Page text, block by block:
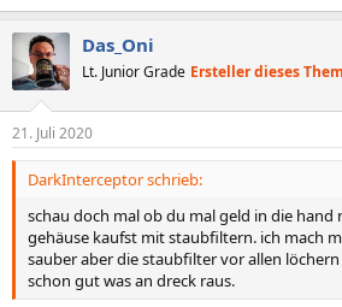
Das_Oni
Lt. Junior Grade Ersteller dieses
21. Juli 2020
DarkInterceptor schrieb:
schau doch mal ob du mal geld in die hand
gehäuse kaufst mit staubfiltern. ich mach
sauber aber die staubfilter vor allen
schon gut was an dreck raus.